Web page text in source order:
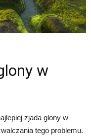
w
zjada glony w
tego problemu.